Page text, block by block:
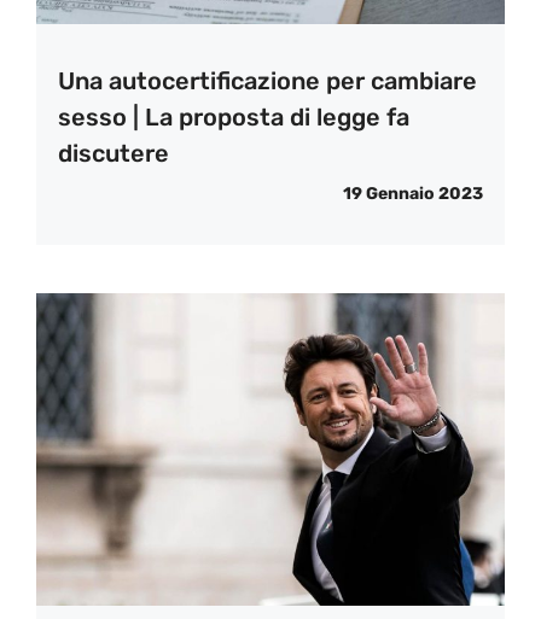
Una autocertificazione per cambiare
sesso | La proposta di legge fa
discutere
19 Gennaio 2023